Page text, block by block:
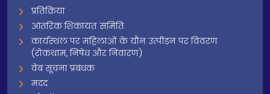
प्रतिक्रिया
आंतरिक शिकायत समिति
कार्यस्थल पर महिलाओं के यौन उत्पीड़न पर विवरण
(रोकथाम, निषेध और निवारण)
वेब सूचना प्रबंधक
मदद